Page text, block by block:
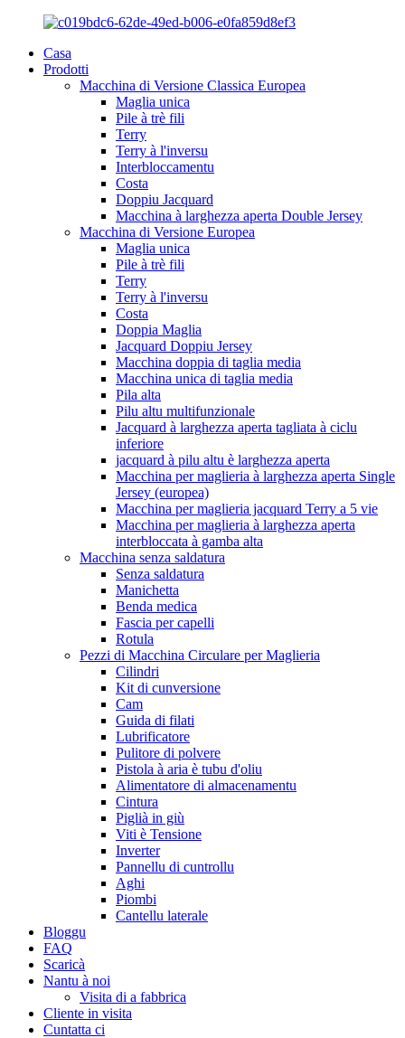
Casa
Prodotti
Macchina di Versione Classica Europea
Maglia unica
Pile à trè fili
Terry
Terry à l'inversu
Interbloccamentu
Costa
Doppiu Jacquard
Macchina à larghezza aperta Double Jersey
Macchina di Versione Europea
Maglia unica
Pile à trè fili
Terry
Terry à l'inversu
Costa
Doppia Maglia
Jacquard Doppiu Jersey
Macchina doppia di taglia media
Macchina unica di taglia media
Pila alta
Pilu altu multifunzionale
Jacquard à larghezza aperta tagliata à ciclu
inferiore
jacquard à pilu altu è larghezza aperta
Macchina per maglieria à larghezza aperta Single
Jersey (europea)
Macchina per maglieria jacquard Terry a 5 vie
Macchina per maglieria à larghezza aperta
interbloccata à gamba alta
Macchina senza saldatura
Senza saldatura
Manichetta
Benda medica
Fascia per capelli
Rotula
Pezzi di Macchina Circulare per Maglieria
Cilindri
Kit di cunversione
Cam
Guida di filati
Lubrificatore
Pulitore di polvere
Pistola à aria è tubu d'oliu
Alimentatore di almacenamentu
Cintura
Piglià in giù
Viti è Tensione
Inverter
Pannellu di cuntrollu
Aghi
Piombi
Cantellu laterale
Bloggu
FAQ
Scaricà
Nantu à noi
Visita di a fabbrica
Cliente in visita
Cuntatta ci